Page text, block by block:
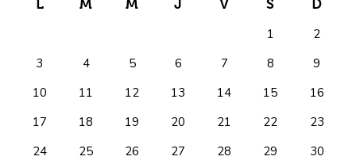
L M M J V S D
1
2
3
4 5 6 7 8
9
10
11 12 13 14 15
16
17
18 19 20 21 22
23
24
25 26 27 28 29
30